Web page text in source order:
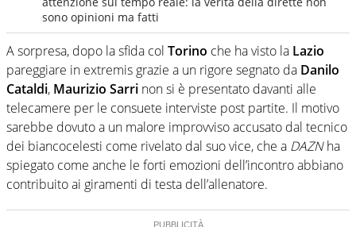
sono opinioni ma fatti
A sorpresa, dopo la sfida col Torino che ha visto la Lazio
pareggiare in extremis grazie a un rigore segnato da Danilo
Cataldi, Maurizio Sarri non si è presentato davanti alle
telecamere per le consuete interviste post partite. Il motivo
sarebbe dovuto a un malore improvviso accusato dal tecnico
dei biancocelesti come rivelato dal suo vice, che a DAZNha
spiegato come anche le forti emozioni dell’incontro abbiano
contribuito ai giramenti di testa dell’allenatore.